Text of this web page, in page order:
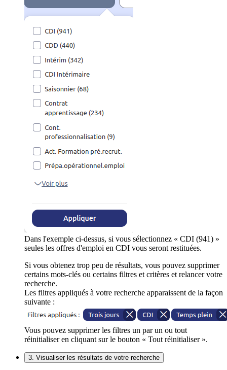
Dans l'exemple ci-dessus, si vous sélectionnez « CDI (941) »
seules les offres d'emploi en CDI vous seront restituées.
Si vous obtenez trop peu de résultats, vous pouvez supprimer
certains mots-clés ou certains filtres et critères et relancer votre
recherche.
Les filtres appliqués à votre recherche apparaissent de la façon
suivante :
Vous pouvez supprimer les filtres un par un ou tout
réinitialiser en cliquant sur le bouton « Tout réinitialiser ».
3. Visualiser les résultats de votre recherche